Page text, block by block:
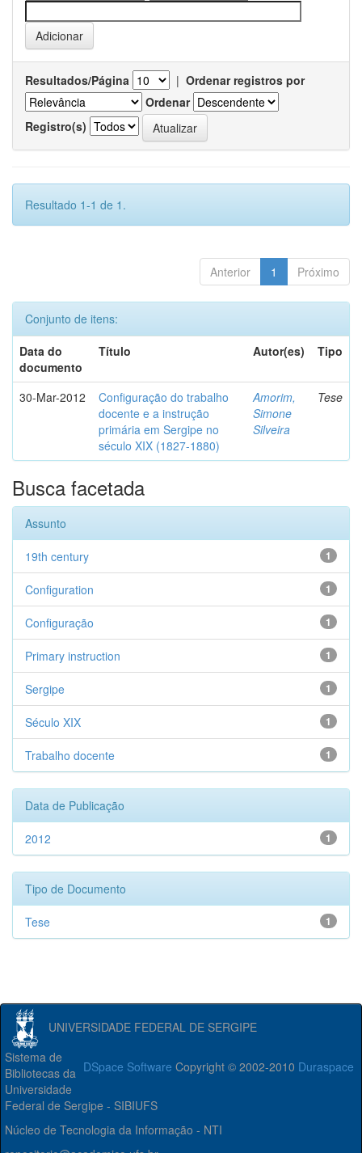
Resultados/Página | Ordenar registros por
Ordenar
Registro(s)
Resultado 1-1 de 1.
Anterior 1 Próximo
Conjunto de itens:
Data do
documento
Título Autor(es) Tipo
30-Mar-2012
Configuração do trabalho
docente e a instrução
primária em Sergipe no
século XIX (1827-1880)
Amorim,
Simone
Silveira
Tese
Busca facetada
Assunto
1
19th century
1
Configuration
1
Configuração
1
Primary instruction
1
Sergipe
1
Século XIX
1
Trabalho docente
Data de Publicação
1
2012
Tipo de Documento
1
Tese
UNIVERSIDADE FEDERAL DE SERGIPE
DSpace Software Copyright © 2002-2010 Duraspace
Sistema de
Bibliotecas da
Universidade
Federal de Sergipe - SIBIUFS
Núcleo de Tecnologia da Informação - NTI